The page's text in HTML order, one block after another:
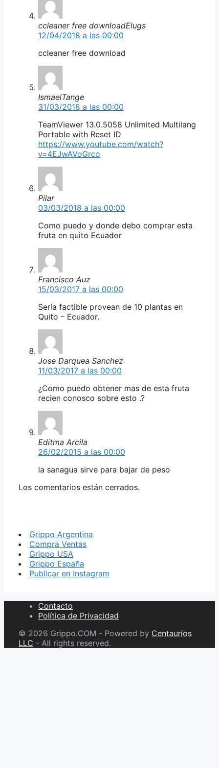
ccleaner free downloadElugs
12/04/2018 a las 00:00
ccleaner free download
IsmaelTange
31/03/2018 a las 00:00
TeamViewer 13.0.5058 Unlimited Multilang
Portable with Reset ID
https://www.youtube.com/watch?
v=4EJwAVoGrco
Pilar
03/03/2018 a las 00:00
Como puedo y donde debo comprar esta
fruta en quito Ecuador
Francisco Auz
15/03/2017 a las 00:00
Sería factible provean de 10 plantas en
Quito – Ecuador.
Jose Darquea Sanchez
11/03/2017 a las 00:00
¿Como puedo obtener mas de esta fruta
recien conosco sobre esto .?
Editma Arcila
26/02/2015 a las 00:00
la sanagua sirve para bajar de peso
Los comentarios están cerrados.
Grippo Argentina
Compra Ventas
Grippo USA
Grippo España
Publicar en Instagram
Contacto
Política de Privacidad
© 2026 Grippo.COM - Powered by Centaurios
LLC - All rights reserved.